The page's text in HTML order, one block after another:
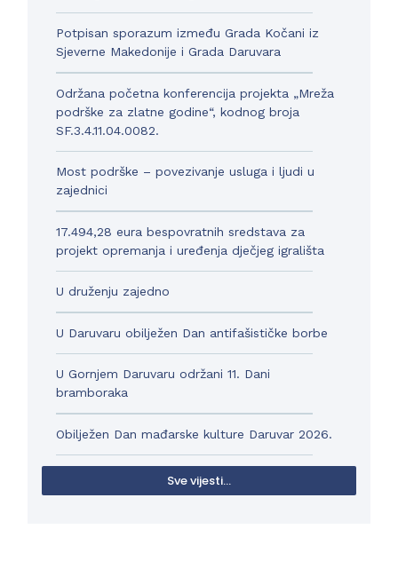
Potpisan sporazum između Grada Kočani iz
Sjeverne Makedonije i Grada Daruvara
Održana početna konferencija projekta „Mreža
podrške za zlatne godine“, kodnog broja
SF.3.4.11.04.0082.
Most podrške – povezivanje usluga i ljudi u
zajednici
17.494,28 eura bespovratnih sredstava za
projekt opremanja i uređenja dječjeg igrališta
U druženju zajedno
U Daruvaru obilježen Dan antifašističke borbe
U Gornjem Daruvaru održani 11. Dani
bramboraka
Obilježen Dan mađarske kulture Daruvar 2026.
Sve vijesti...